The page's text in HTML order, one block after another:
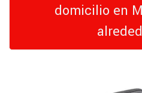
domicilio en